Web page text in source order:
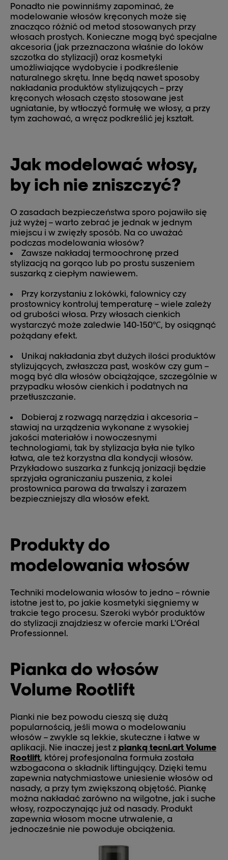
Ponadto nie powinniśmy zapominać, że
modelowanie włosów kręconych może się
znacząco różnić od metod stosowanych przy
włosach prostych. Konieczne mogą być specjalne
akcesoria (jak przeznaczona właśnie do loków
szczotka do stylizacji) oraz kosmetyki
umożliwiające wydobycie i podkreślenie
naturalnego skrętu. Inne będą nawet sposoby
nakładania produktów stylizujących – przy
kręconych włosach często stosowane jest
ugniatanie, by wtłoczyć formułę we włosy, a przy
tym zachować, a wręcz podkreślić jej kształt.
Jak modelować włosy,
by ich nie zniszczyć?
O zasadach bezpieczeństwa sporo pojawiło się
już wyżej – warto zebrać je jednak w jednym
miejscu i w zwięzły sposób. Na co uważać
podczas modelowania włosów?
Zawsze nakładaj termoochronę przed
stylizacją na gorąco lub po prostu suszeniem
suszarką z ciepłym nawiewem.
Przy korzystaniu z lokówki, falownicy czy
prostownicy kontroluj temperaturę – wiele zależy
od grubości włosa. Przy włosach cienkich
wystarczyć może zaledwie 140-150℃, by osiągnąć
pożądany efekt.
Unikaj nakładania zbyt dużych ilości produktów
stylizujących, zwłaszcza past, wosków czy gum –
mogą być dla włosów obciążające, szczególnie w
przypadku włosów cienkich i podatnych na
przetłuszczanie.
Dobieraj z rozwagą narzędzia i akcesoria –
stawiaj na urządzenia wykonane z wysokiej
jakości materiałów i nowoczesnymi
technologiami, tak by stylizacja była nie tylko
łatwa, ale też korzystna dla kondycji włosów.
Przykładowo suszarka z funkcją jonizacji będzie
sprzyjała ograniczaniu puszenia, z kolei
prostownica parowa da trwalszy i zarazem
bezpieczniejszy dla włosów efekt.
Produkty do
modelowania włosów
Techniki modelowania włosów to jedno – równie
istotne jest to, po jakie kosmetyki sięgniemy w
trakcie tego procesu. Szeroki wybór produktów
do stylizacji znajdziesz w ofercie marki L'Oréal
Professionnel.
Pianka do włosów
Volume Rootlift
Pianki nie bez powodu cieszą się dużą
popularnością, jeśli mowa o modelowaniu
włosów – zwykle są lekkie, skuteczne i łatwe w
aplikacji. Nie inaczej jest z pianką tecni.art Volume
Rootlift, której profesjonalna formuła została
wzbogacona o składnik liftingujący. Dzięki temu
zapewnia natychmiastowe uniesienie włosów od
nasady, a przy tym zwiększoną objętość. Piankę
można nakładać zarówno na wilgotne, jak i suche
włosy, rozpoczynając już od nasady. Produkt
zapewnia włosom mocne utrwalenie, a
jednocześnie nie powoduje obciążenia.